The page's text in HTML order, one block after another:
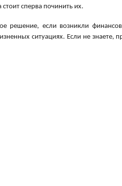
сперва починить их.
решение, если возникли
ситуациях. Если не знаете,